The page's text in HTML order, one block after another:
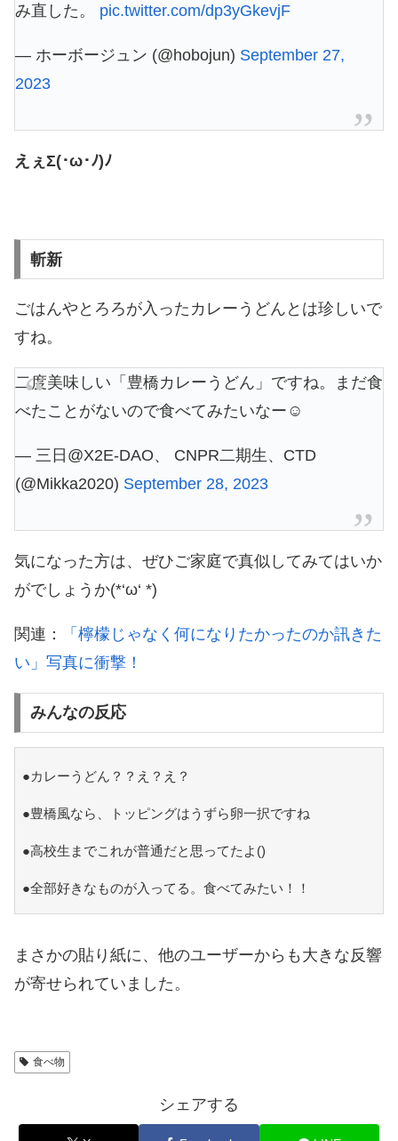
み直した。 pic.twitter.com/dp3yGkevjF
— ホーボージュン (@hobojun) September 27,
2023
えぇΣ(･ω･ﾉ)ﾉ
斬新
ごはんやとろろが入ったカレーうどんとは珍しいで
すね。
二度美味しい「豊橋カレーうどん」ですね。まだ食
べたことがないので食べてみたいなー☺️
— 三日@X2E-DAO、 CNPR二期生、CTD
(@Mikka2020) September 28, 2023
気になった方は、ぜひご家庭で真似してみてはいか
がでしょうか(*‘ω‘ *)
関連：
「檸檬じゃなく何になりたかったのか訊きた
い」写真に衝撃！
みんなの反応
●カレーうどん？？え？え？
●豊橋風なら、トッピングはうずら卵一択ですね
●高校生までこれが普通だと思ってたよ()
●全部好きなものが入ってる。食べてみたい！！
まさかの貼り紙に、他のユーザーからも大きな反響
が寄せられていました。
食べ物
シェアする